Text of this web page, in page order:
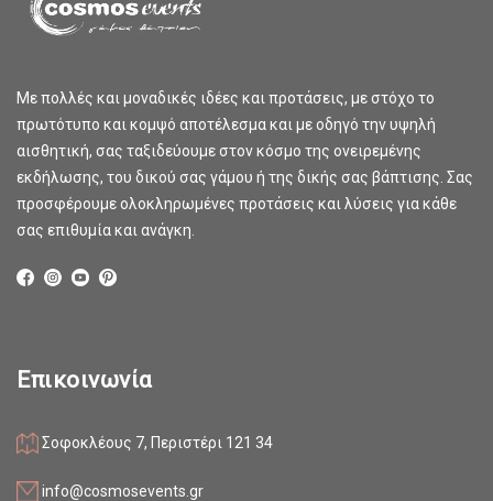
Με πολλές και μοναδικές ιδέες και προτάσεις, με στόχο το
πρωτότυπο και κομψό αποτέλεσμα και με οδηγό την υψηλή
αισθητική, σας ταξιδεύουμε στον κόσμο της ονειρεμένης
εκδήλωσης, του δικού σας γάμου ή της δικής σας βάπτισης. Σας
προσφέρουμε ολοκληρωμένες προτάσεις και λύσεις για κάθε
σας επιθυμία και ανάγκη.
Επικοινωνία
Σοφοκλέους 7, Περιστέρι 121 34
info@cosmosevents.gr